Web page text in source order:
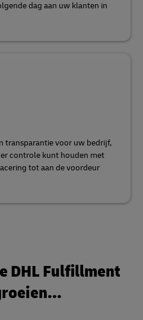
dag aan uw klanten in
transparantie voor uw bedrijf,
controle kunt houden met
tot aan de voordeur
DHL Fulfillment